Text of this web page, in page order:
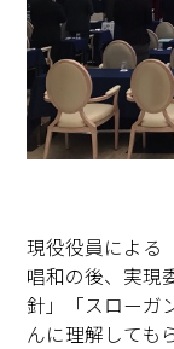
現役役員による
唱和の後、実
針」「スローガ
んに理解しても